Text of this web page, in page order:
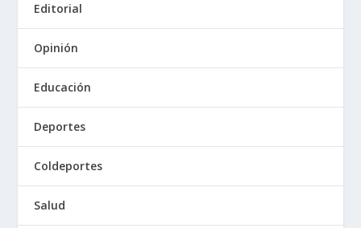
Editorial
Opinión
Educación
Deportes
Coldeportes
Salud